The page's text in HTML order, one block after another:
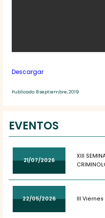
Descargar
Publicado: 8 septiembre, 2019
EVENTOS
21/07/2026
XIII
22/05/2026 III